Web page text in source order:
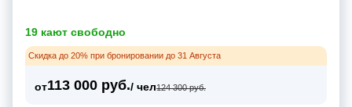
19 кают свободно
Скидка до 20% при бронировании до 31 Августа
от113 000 руб./ чел124 300 руб.